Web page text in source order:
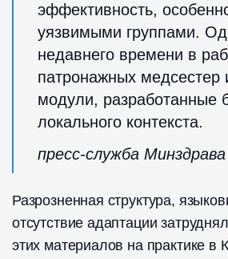
эффективность,
уязвимыми группами.
недавнего времени в
патронажных медсестер
модули, разработанные
локального контекста.
пресс-служба Минздрава
Разрозненная структура,
отсутствие адаптации
этих материалов на практике в